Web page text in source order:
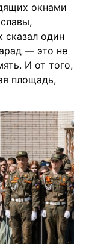
окнами
сказал один
— это не
И от того,
площадь,